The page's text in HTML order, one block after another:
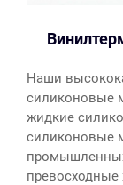
Наши
силиконовые
жидкие
силиконовые
превосходные